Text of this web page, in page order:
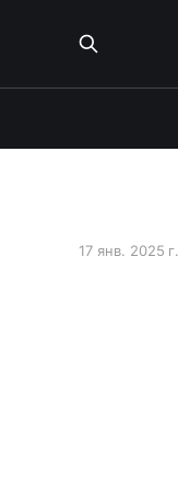
17 янв. 2025 г.